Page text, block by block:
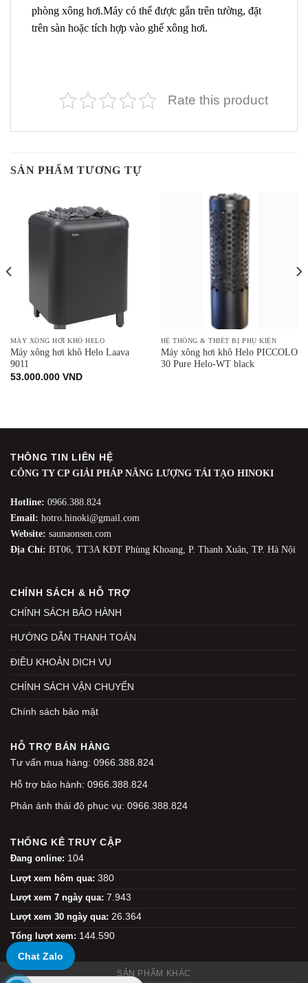
phòng xông hơi.Máy có thể được gắn trên tường, đặt
trên sàn hoặc tích hợp vào ghế xông hơi.
Rate this product
SẢN PHẨM TƯƠNG TỰ
MÁY XÔNG HƠI KHÔ HELO
Máy xông hơi khô Helo Laava
9011
53.000.000 VND
HỆ THỐNG & THIẾT BỊ PHỤ KIỆN
Máy xông hơi khô Helo PICCOLO
30 Pure Helo-WT black
THÔNG TIN LIÊN HỆ
CÔNG TY CP GIẢI PHÁP NĂNG LƯỢNG TÁI TẠO HINOKI
Hotline: 0966.388.824
Email: hotro.hinoki@gmail.com
Website: saunaonsen.com
Địa Chỉ: BT06, TT3A KĐT Phùng Khoang, P. Thanh Xuân, TP. Hà Nội
CHÍNH SÁCH & HỖ TRỢ
CHÍNH SÁCH BẢO HÀNH
HƯỚNG DẪN THANH TOÁN
ĐIỀU KHOẢN DỊCH VỤ
CHÍNH SÁCH VẬN CHUYỂN
Chính sách bảo mật
HỖ TRỢ BÁN HÀNG
Tư vấn mua hàng: 0966.388.824
Hỗ trợ bảo hành: 0966.388.824
Phản ánh thái độ phục vụ: 0966.388.824
THỐNG KÊ TRUY CẬP
Đang online: 104
Lượt xem hôm qua: 380
Lượt xem 7 ngày qua: 7.943
Lượt xem 30 ngày qua: 26.364
Tổng lượt xem: 144.590
SẢN PHẨM KHÁC
Chat Zalo